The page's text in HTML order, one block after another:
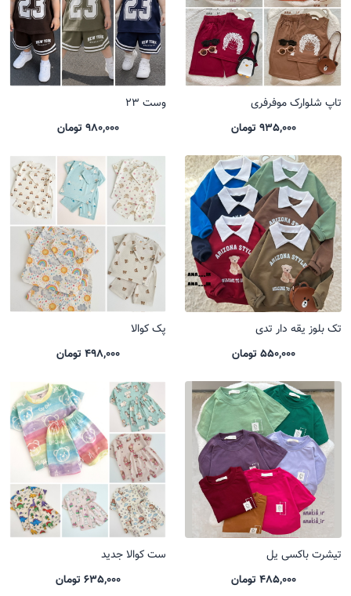
تاپ شلوارک موفرفری
935,000 تومان
وست 23
980,000 تومان
تک بلوز یقه دار تدی
550,000 تومان
پک کوالا
498,000 تومان
تیشرت باکسی یل
485,000 تومان
ست کوالا جدید
635,000 تومان